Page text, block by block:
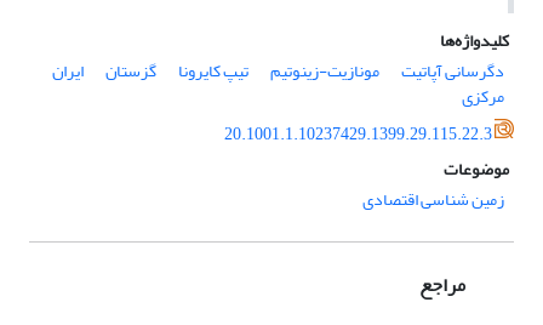
کلیدواژه‌ها
دگرسانی آپاتیت
مونازیت-زینوتیم تیپ کایرونا گزستان ایران
مرکزی
20.1001.1.10237429.1399.29.115.22.3
موضوعات
زمین شناسی اقتصادی
مراجع